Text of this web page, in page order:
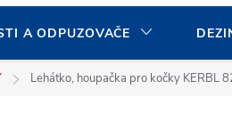
A ODPUZOVAČE
Lehátko, houpačka pro kočky KERBL